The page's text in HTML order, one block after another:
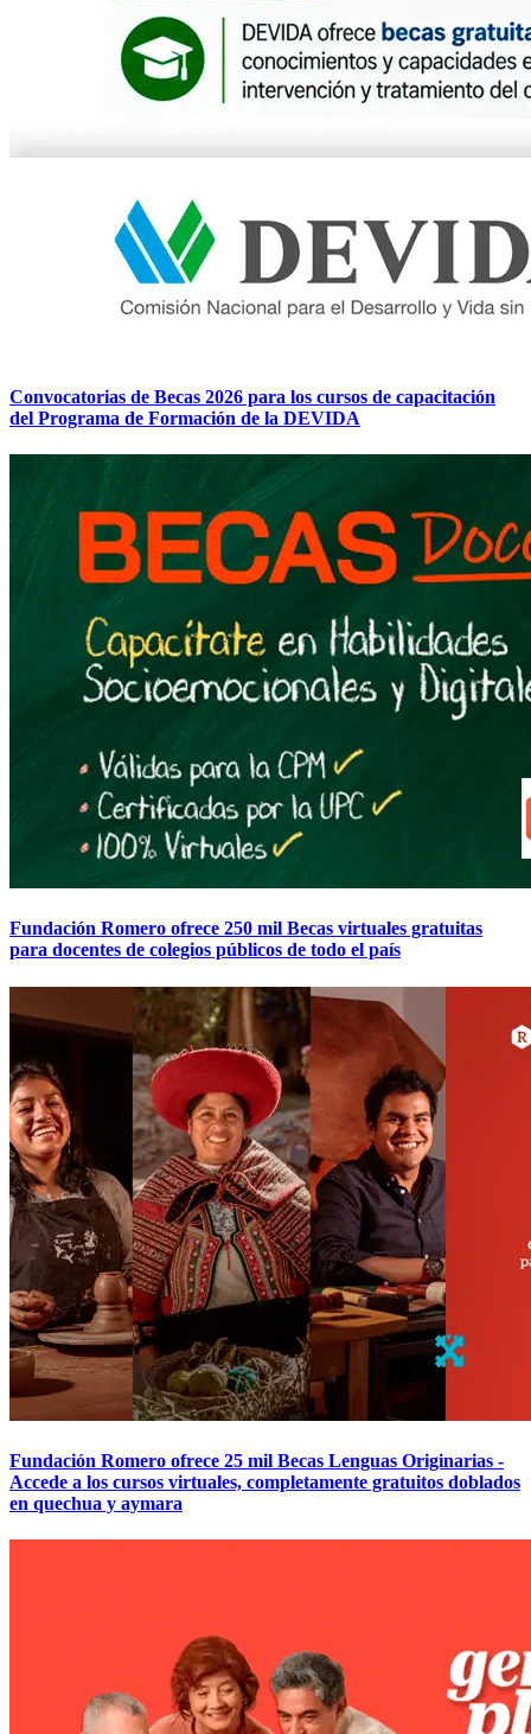
Convocatorias de Becas 2026 para los cursos de capacitación
del Programa de Formación de la DEVIDA
Fundación Romero ofrece 250 mil Becas virtuales gratuitas
para docentes de colegios públicos de todo el país
Fundación Romero ofrece 25 mil Becas Lenguas Originarias -
Accede a los cursos virtuales, completamente gratuitos doblados
en quechua y aymara